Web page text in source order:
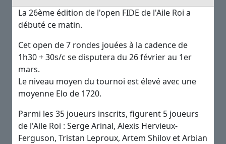
La 26ème édition de l'open FIDE de l'Aile Roi a
débuté ce matin.
Cet open de 7 rondes jouées à la cadence de
1h30 + 30s/c se disputera du 26 février au 1er
mars.
Le niveau moyen du tournoi est élevé avec une
moyenne Elo de 1720.
Parmi les 35 joueurs inscrits, figurent 5 joueurs
de l'Aile Roi : Serge Arinal, Alexis Hervieux-
Ferguson, Tristan Leproux, Artem Shilov et Arbian